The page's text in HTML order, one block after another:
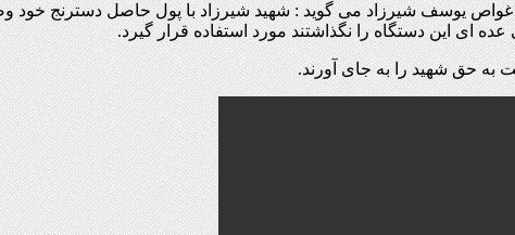
غواص یوسف شیرزاد می گوید : شهید شیرزاد با پول حاصل دسترنج
ای این دستگاه را نگذاشتند مورد استفاده قرار گیرد.
حق شهید را به جای آورند.